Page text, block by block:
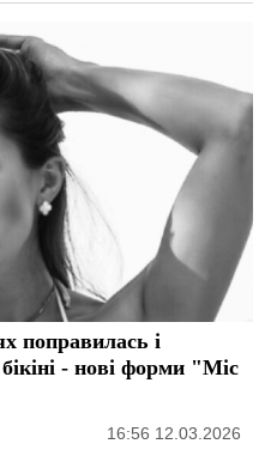
поправилась і
- нові форми "Міс
16:56 12.03.2026